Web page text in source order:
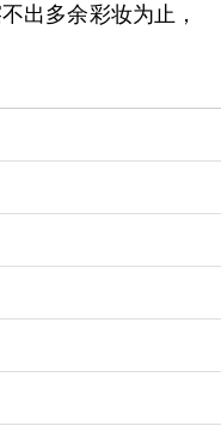
出多余彩妆为止，